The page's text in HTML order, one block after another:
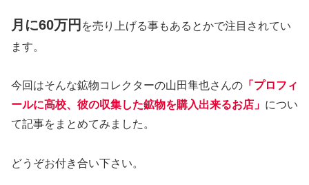
月に60万円 を売り上げる事もあるとかで注目されてい
ます。
今回はそんな鉱物コレクターの山田隼也さんの 「プロフィ
ールに高校、彼の収集した鉱物を購入出来るお店」 につい
て記事をまとめてみました。
どうぞお付き合い下さい。